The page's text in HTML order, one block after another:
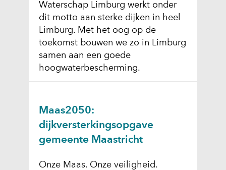
Waterschap Limburg werkt onder
dit motto aan sterke dijken in heel
Limburg. Met het oog op de
toekomst bouwen we zo in Limburg
samen aan een goede
hoogwaterbescherming.
Maas2050:
dijkversterkingsopgave
gemeente Maastricht
Onze Maas. Onze veiligheid.